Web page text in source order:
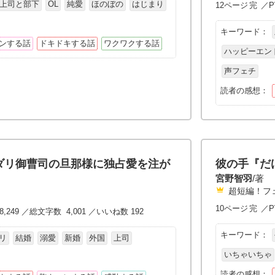
上司と部下 OL 純愛 ほのぼの はじまり
する話 ドキドキする話 ワクワクする話
12ページ 完 ／
キーワード：
ハッピーエン
声フェチ
読者の感想：
リ御曹司の旦那様に独占愛を注が
／総文字数 4,001 ／いいね数 192
結婚 溺愛 新婚 外国 上司
彼の手『だ
宮野智羽/著
超短編！フ
10ページ 完 ／
キーワード：
いちゃいちゃ